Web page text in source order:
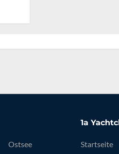
Ostsee
1a
Startseite